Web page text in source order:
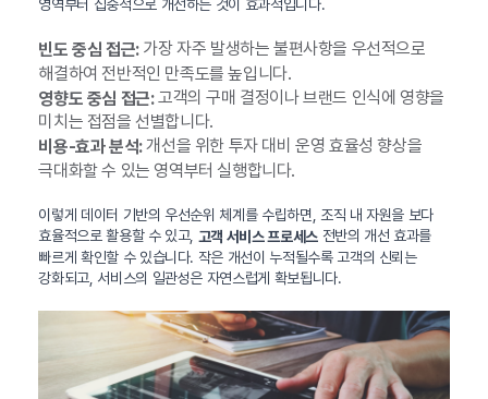
영역부터 집중적으로 개선하는 것이 효과적입니다.
빈도 중심 접근:가장 자주 발생하는 불편사항을 우선적으로
해결하여 전반적인 만족도를 높입니다.
영향도 중심 접근:고객의 구매 결정이나 브랜드 인식에 영향을
미치는 접점을 선별합니다.
비용-효과 분석:개선을 위한 투자 대비 운영 효율성 향상을
극대화할 수 있는 영역부터 실행합니다.
이렇게 데이터 기반의 우선순위 체계를 수립하면, 조직 내 자원을 보다
효율적으로 활용할 수 있고, 고객 서비스 프로세스전반의 개선 효과를
빠르게 확인할 수 있습니다. 작은 개선이 누적될수록 고객의 신뢰는
강화되고, 서비스의 일관성은 자연스럽게 확보됩니다.